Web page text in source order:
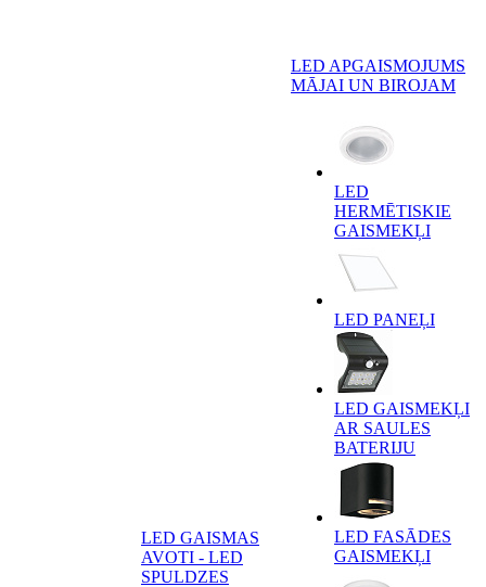
LED GAISMAS
AVOTI - LED
SPULDZES
LED APGAISMOJUMS
MĀJAI UN BIROJAM
LED
HERMĒTISKIE
GAISMEKĻI
LED PANEĻI
LED GAISMEKĻI
AR SAULES
BATERIJU
LED FASĀDES
GAISMEKĻI